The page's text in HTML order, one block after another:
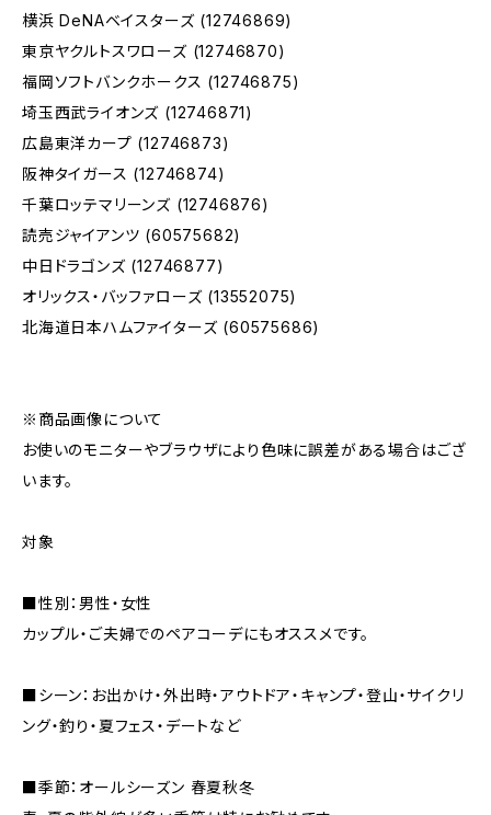
横浜 DeNAベイスターズ (12746869)
東京ヤクルトスワローズ (12746870)
福岡ソフトバンクホークス (12746875)
埼玉西武ライオンズ (12746871)
広島東洋カープ (12746873)
阪神タイガース (12746874)
千葉ロッテマリーンズ (12746876)
読売ジャイアンツ (60575682)
中日ドラゴンズ (12746877)
オリックス・バッファローズ (13552075)
北海道日本ハムファイターズ (60575686)
※商品画像について
お使いのモニターやブラウザにより色味に誤差がある場合はござ
います。
対象
■性別：男性・女性
カップル・ご夫婦でのペアコーデにもオススメです。
■シーン：お出かけ・外出時・アウトドア・キャンプ・登山・サイクリ
ング・釣り・夏フェス・デートなど
■季節：オールシーズン 春夏秋冬